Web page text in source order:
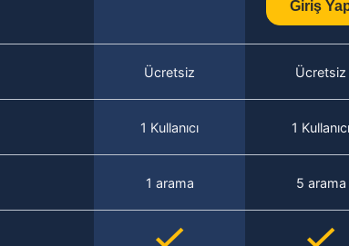
Giriş
Ücretsiz Ücretsiz
1 Kullanıcı 1 Kullanıcı
1 arama 5 arama